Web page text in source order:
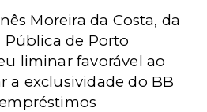
Moreira da Costa, da
Pública de Porto
liminar favorável ao
a exclusividade do BB